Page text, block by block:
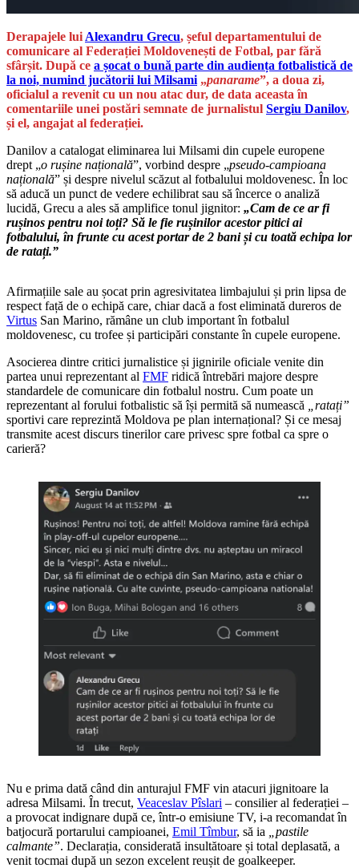
Derapajele lui Alexandru Grecu, șeful departamentului de
comunicare al Federației Moldovenești de Fotbal, par fără
sfârșit. După ce a șocat o bună parte din audiența fotbalistică de
la noi, numind jucătorii lui Milsami „panarame”, a doua zi,
oficialul a revenit cu un nou atac dur, de data aceasta în
comentariile unei postări semnate de jurnalistul Sergiu Danilov,
și el, angajat al federației.
Danilov a catalogat eliminarea lui Milsami din cupele europene
drept „o rușine națională”, vorbind despre „pseudo-campioana
națională” și despre nivelul scăzut al fotbalului moldovenesc. În loc
să aducă un punct de vedere echilibrat sau să încerce o analiză
lucidă, Grecu a ales să amplifice tonul jignitor: „Cam de ce ar fi
rușinos pentru noi toți? Să le fie rușinilor acestor pitici ai
fotbalului, în frunte cu acest portar de 2 bani și cu toată echipa lor
de ratați.”
Afirmațiile sale au șocat prin agresivitatea limbajului și prin lipsa de
respect față de o echipă care, chiar dacă a fost eliminată dureros de
Virtus San Marino, rămâne un club important în fotbalul
moldovenesc, cu trofee și participări constante în cupele europene.
Asocierea dintre critici jurnalistice și jignirile oficiale venite din
partea unui reprezentant al FMF ridică întrebări majore despre
standardele de comunicare din fotbalul nostru. Cum poate un
reprezentant al forului fotbalistic să își permită să numească
„ratați”
sportivi care reprezintă Moldova pe plan internațional? Și ce mesaj
transmite acest discurs tinerilor care privesc spre fotbal ca spre o
carieră?
Nu e prima dată când din anturajul FMF vin atacuri jignitoare la
adresa Milsami. În trecut, Veaceslav Pîslari – consilier al federației –
a provocat indignare după ce, într-o emisiune TV, i-a recomandat în
batjocură portarului campioanei, Emil Tîmbur, să ia
„pastile
calmante”. Declarația, considerată insultătoare și total deplasată, a
venit tocmai după un sezon excelent reușit de goalkeeper.